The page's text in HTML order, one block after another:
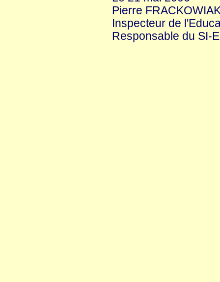
Pierre
Inspecteur de
Responsable du SI-